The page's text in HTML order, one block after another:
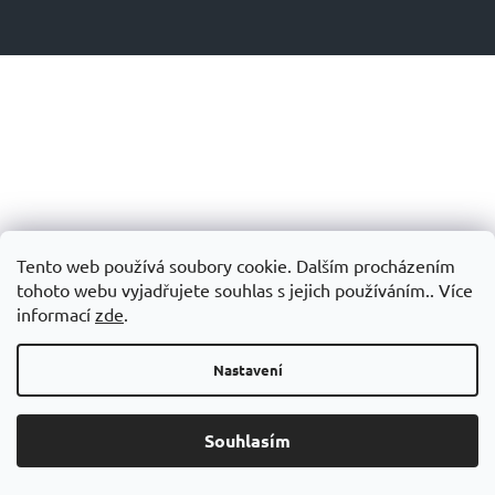
Tento web používá soubory cookie. Dalším procházením
tohoto webu vyjadřujete souhlas s jejich používáním.. Více
informací zde.
Nastavení
Souhlasím